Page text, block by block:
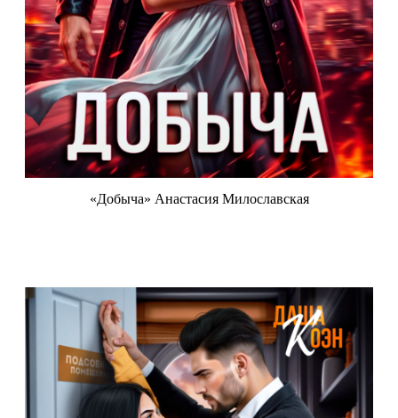
«Добыча» Анастасия Милославская